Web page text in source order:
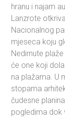
hranu i najam
Lanzrote
Nacionalnog
mjeseca koju
Nedirnute
će one koji
na plažama. U
stopama
čudesne
pogledima dok